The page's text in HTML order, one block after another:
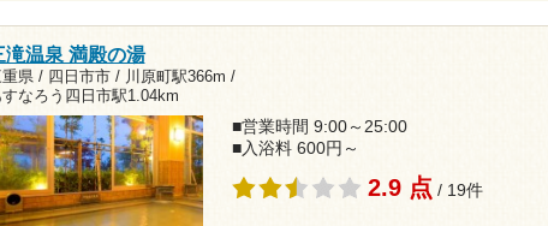
滝温泉 満殿の湯
重県 / 四日市市 / 川原町駅366m /
なろう四日市駅1.04km
■営業時間 9:00～25:00
■入浴料 600円～
2.9 点 / 19件